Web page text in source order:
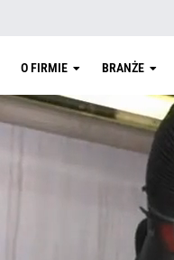
O FIRMIE BRANŻE